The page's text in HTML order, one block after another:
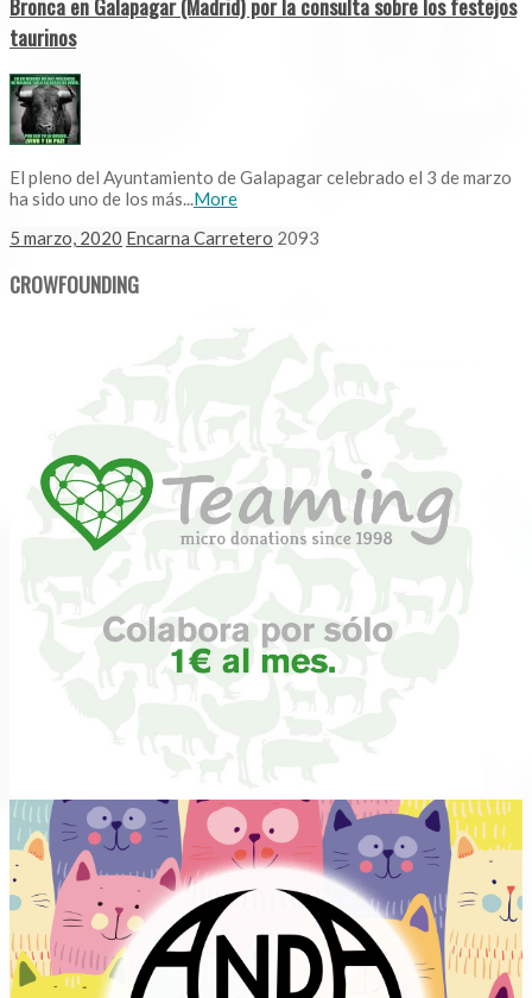
taurinos
El pleno del Ayuntamiento de Galapagar celebrado el 3 de marzo
ha sido uno de los más...More
5 marzo, 2020 Encarna Carretero 2093
CROWFOUNDING